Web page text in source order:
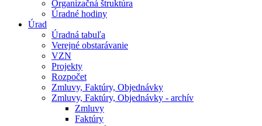
Organizačná štruktúra
Úradné hodiny
Úrad
Úradná tabuľa
Verejné obstarávanie
VZN
Projekty
Rozpočet
Zmluvy, Faktúry, Objednávky
Zmluvy, Faktúry, Objednávky - archív
Zmluvy
Faktúry